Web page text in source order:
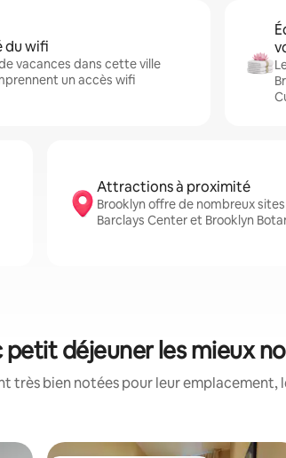
du wifi
vacances dans cette ville
un accès wifi
Attractions à proximité
Brooklyn offre de nombreux
Barclays Center et Brooklyn
petit déjeuner les mieux
très bien notées pour leur